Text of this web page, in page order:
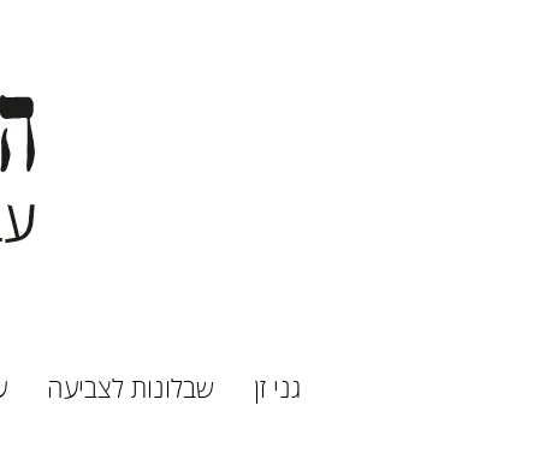
גני זן שבלונות לצביעה